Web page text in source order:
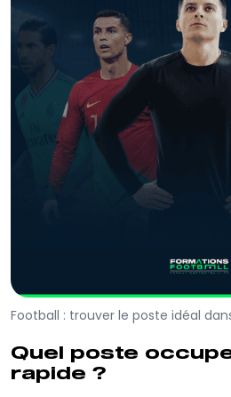
Football : trouver le poste idéal
Quel poste
rapide ?